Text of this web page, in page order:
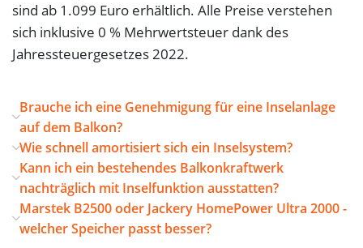
sind ab 1.099 Euro erhältlich. Alle Preise verstehen
sich inklusive 0 % Mehrwertsteuer dank des
Jahressteuergesetzes 2022.
Brauche ich eine Genehmigung für eine Inselanlage
auf dem Balkon?
Wie schnell amortisiert sich ein Inselsystem?
Kann ich ein bestehendes Balkonkraftwerk
nachträglich mit Inselfunktion ausstatten?
Marstek B2500 oder Jackery HomePower Ultra 2000 -
welcher Speicher passt besser?